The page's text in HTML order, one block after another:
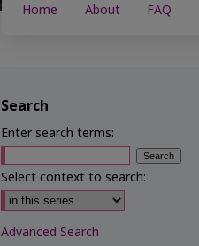
Home About FAQ
Search
Enter search terms:
Select context to search:
Advanced Search